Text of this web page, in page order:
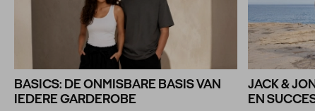
BASICS: DE ONMISBARE BASIS VAN
IEDERE GARDEROBE
JACK &
EN